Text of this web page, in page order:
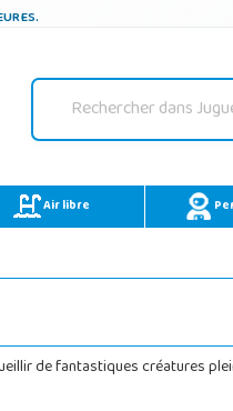
Air libre
de fantastiques créatures